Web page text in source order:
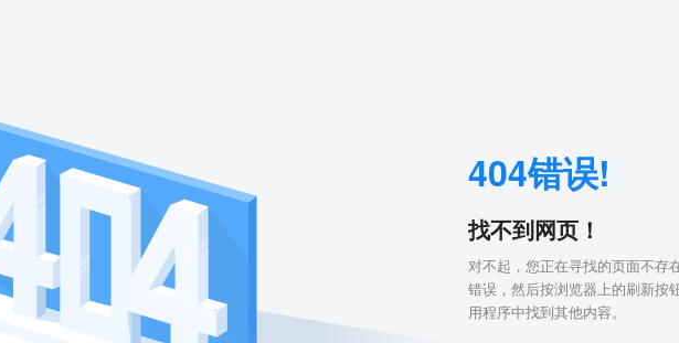
404错误!
找不到网页！
对不起，您正在寻找的页面不存
错误，然后按浏览器上的刷新按
用程序中找到其他内容。